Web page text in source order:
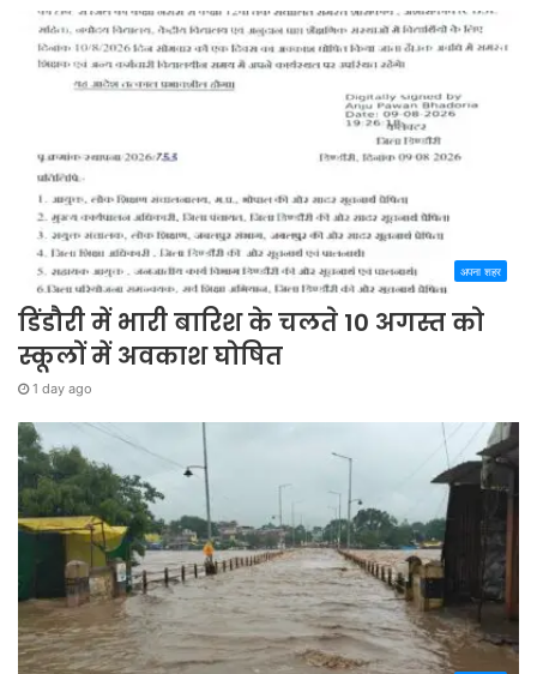
अपना शहर
डिंडौरी में भारी बारिश के चलते 10 अगस्त को
स्कूलों में अवकाश घोषित
1 day ago